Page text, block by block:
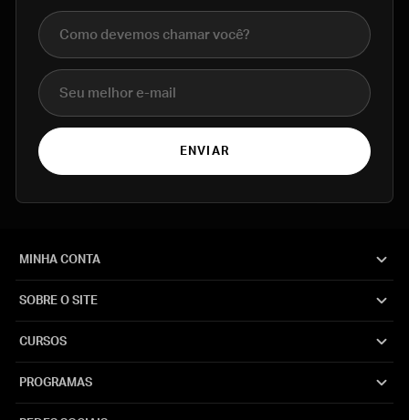
Nome completo
E-mail
ENVIAR
MINHA CONTA
SOBRE O SITE
CURSOS
PROGRAMAS